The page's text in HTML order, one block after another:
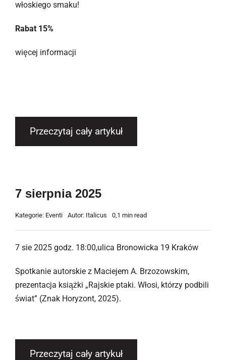
włoskiego smaku!
Rabat 15%
więcej informacji
Przeczytaj cały artykuł
7 sierpnia 2025
Kategorie: Eventi Autor: Italicus 0,1 min read
7 sie 2025 godz. 18:00,ulica Bronowicka 19 Kraków
Spotkanie autorskie z Maciejem A. Brzozowskim,
prezentacja książki „Rajskie ptaki. Włosi, którzy podbili
świat” (Znak Horyzont, 2025).
Przeczytaj cały artykuł